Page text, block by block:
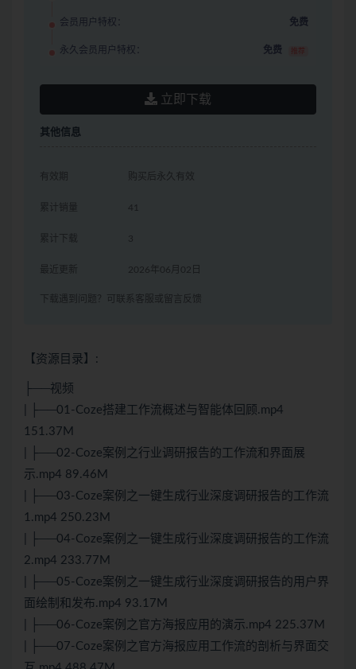
会员用户特权： 免费
永久会员用户特权： 免费 推荐
立即下载
其他信息
有效期 购买后永久有效
累计销量 41
累计下载 3
最近更新 2026年06月02日
下载遇到问题？可联系客服或留言反馈
【资源目录】:
├──视频
| ├──01-Coze搭建工作流概述与智能体回顾.mp4
151.37M
| ├──02-Coze案例之行业调研报告的工作流和界面展
示.mp4 89.46M
| ├──03-Coze案例之一键生成行业深度调研报告的工作流
1.mp4 250.23M
| ├──04-Coze案例之一键生成行业深度调研报告的工作流
2.mp4 233.77M
| ├──05-Coze案例之一键生成行业深度调研报告的用户界
面绘制和发布.mp4 93.17M
| ├──06-Coze案例之官方海报应用的演示.mp4 225.37M
| ├──07-Coze案例之官方海报应用工作流的剖析与界面交